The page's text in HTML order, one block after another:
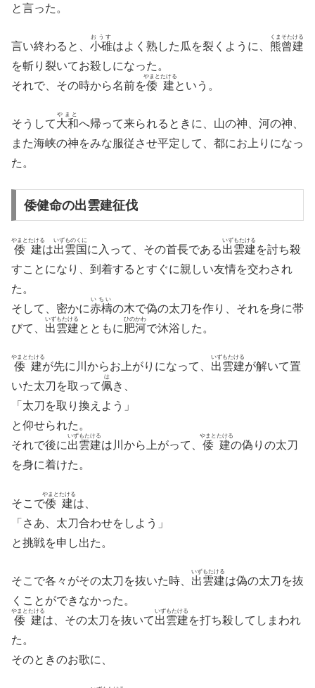
と言った。
言い終わると、 小碓
おうす
はよく熟した瓜を裂くように、 熊曾建
くまそたける
を斬り裂いてお殺しになった。
それで、その時から名前を倭建
やまとたける
という。
そうして大和
やまと
へ帰って来られるときに、山の神、河の神、
また海峡の神をみな服従させ平定して、都にお上りになっ
た。
倭健命の出雲建征伐
倭建
やまとたける
は出雲国
いずものくに
に入って、その首長である出雲建
いずもたける
を討ち殺
すことになり、到着するとすぐに親しい友情を交わされ
た。
そして、密かに赤檮
いちい
の木で偽の太刀を作り、それを身に帯
びて、 出雲建
いずもたける
とともに肥河
ひのかわ
で沐浴した。
倭建
やまとたける
が先に川からお上がりになって、 出雲建
いずもたける
が解いて置
いた太刀を取って佩
は
き、
「太刀を取り換えよう」
と仰せられた。
それで後に出雲建
いずもたける
は川から上がって、 倭建
やまとたける
の偽りの太刀
を身に着けた。
そこで倭建
やまとたける
は、
「さあ、太刀合わせをしよう」
と挑戦を申し出た。
そこで各々がその太刀を抜いた時、 出雲建
いずもたける
は偽の太刀を抜
くことができなかった。
倭建
やまとたける
は、その太刀を抜いて出雲建
いずもたける
を打ち殺してしまわれ
た。
そのときのお歌に、